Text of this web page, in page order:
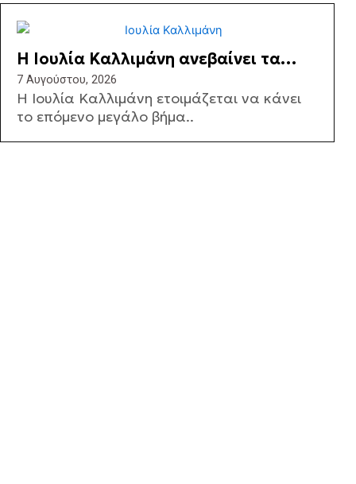
Η Ιουλία Καλλιμάνη ανεβαίνει τα
σκαλιά της εκκλησίας – Όλες οι
λεπτομέρειες
7 Αυγούστου, 2026
Η Ιουλία Καλλιμάνη ετοιμάζεται να κάνει
το επόμενο μεγάλο βήμα..